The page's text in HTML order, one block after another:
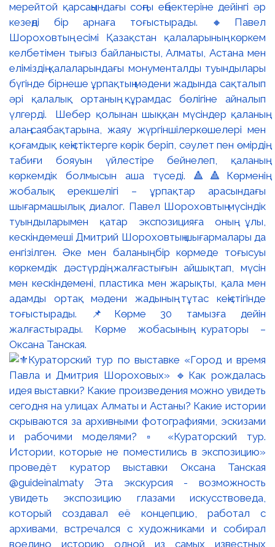
мерейтой қарсаңындағы соңғы еңбектеріне дейінгі әр
кезеңді бір арнаға тоғыстырады. 🔸Павел
Шороховтың есімі Қазақстан қалаларының көркем
келбетімен тығыз байланысты, Алматы, Астана мен
еліміздің қалаларындағы монументалды туындылары
бүгінде бірнеше ұрпақтың мәдени жадында сақталып
әрі қалалық ортаның құрамдас бөлігіне айналып
үлгерді. Шебер қолынан шыққан мүсіндер қаланың
алаң-саябақтарына, жаяу жүргіншілеркөшелері мен
қоғамдық кеңістіктерге көрік беріп, сәулет пен өмірдің
табиғи бояуын үйлестіре бейнелеп, қаланың
көркемдік болмысын аша түседі. 🔺🔺Көрменің
жобалық ерекшелігі – ұрпақтар арасындағы
шығармашылық диалог. Павел Шороховтың мүсіндік
туындыларымен қатар экспозицияға оның ұлы,
кескіндемеші Дмитрий Шороховтың шығармалары да
енгізілген. Әке мен баланың бір көрмеде тоғысуы
көркемдік дәстүрдің жалғастығын айшықтап, мүсін
мен кескіндемені, пластика мен жарықты, қала мен
адамды ортақ мәдени жадының тұтас кеңістігінде
тоғыстырады. 📌Көрме 30 тамызға дейін
жалғастырады. Көрме жобасының кураторы –
Оксана Танская.